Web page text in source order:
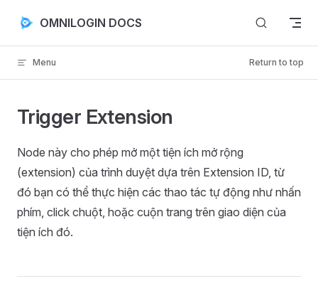
Skip to content
OMNILOGIN DOCS
Menu Return to top
Trigger Extension
Node này cho phép mở một tiện ích mở rộng
(extension) của trình duyệt dựa trên Extension ID, từ
đó bạn có thể thực hiện các thao tác tự động như nhấn
phím, click chuột, hoặc cuộn trang trên giao diện của
tiện ích đó.